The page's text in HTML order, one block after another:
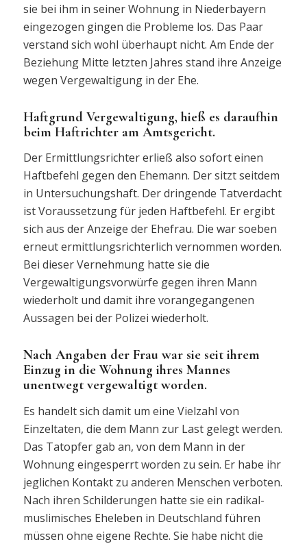
sie bei ihm in seiner Wohnung in Niederbayern
eingezogen gingen die Probleme los. Das Paar
verstand sich wohl überhaupt nicht. Am Ende der
Beziehung Mitte letzten Jahres stand ihre Anzeige
wegen Vergewaltigung in der Ehe.
Haftgrund Vergewaltigung, hieß es daraufhin
beim Haftrichter am Amtsgericht.
Der Ermittlungsrichter erließ also sofort einen
Haftbefehl gegen den Ehemann. Der sitzt seitdem
in Untersuchungshaft. Der dringende Tatverdacht
ist Voraussetzung für jeden Haftbefehl. Er ergibt
sich aus der Anzeige der Ehefrau. Die war soeben
erneut ermittlungsrichterlich vernommen worden.
Bei dieser Vernehmung hatte sie die
Vergewaltigungsvorwürfe gegen ihren Mann
wiederholt und damit ihre vorangegangenen
Aussagen bei der Polizei wiederholt.
Nach Angaben der Frau war sie seit ihrem
Einzug in die Wohnung ihres Mannes
unentwegt vergewaltigt worden.
Es handelt sich damit um eine Vielzahl von
Einzeltaten, die dem Mann zur Last gelegt werden.
Das Tatopfer gab an, von dem Mann in der
Wohnung eingesperrt worden zu sein. Er habe ihr
jeglichen Kontakt zu anderen Menschen verboten.
Nach ihren Schilderungen hatte sie ein radikal-
muslimisches Eheleben in Deutschland führen
müssen ohne eigene Rechte. Sie habe nicht die